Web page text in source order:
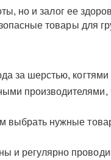
но и залог ее
товары для
за шерстью,
производителями,
выбрать нужные
и регулярно